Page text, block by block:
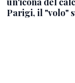
Parigi, il "volo"